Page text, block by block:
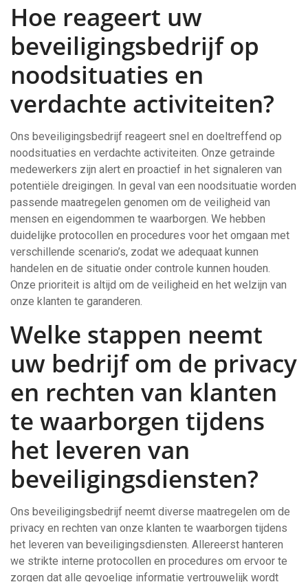
Hoe reageert uw
beveiligingsbedrijf op
noodsituaties en
verdachte activiteiten?
Ons beveiligingsbedrijf reageert snel en doeltreffend op
noodsituaties en verdachte activiteiten. Onze getrainde
medewerkers zijn alert en proactief in het signaleren van
potentiële dreigingen. In geval van een noodsituatie worden
passende maatregelen genomen om de veiligheid van
mensen en eigendommen te waarborgen. We hebben
duidelijke protocollen en procedures voor het omgaan met
verschillende scenario’s, zodat we adequaat kunnen
handelen en de situatie onder controle kunnen houden.
Onze prioriteit is altijd om de veiligheid en het welzijn van
onze klanten te garanderen.
Welke stappen neemt
uw bedrijf om de privacy
en rechten van klanten
te waarborgen tijdens
het leveren van
beveiligingsdiensten?
Ons beveiligingsbedrijf neemt diverse maatregelen om de
privacy en rechten van onze klanten te waarborgen tijdens
het leveren van beveiligingsdiensten. Allereerst hanteren
we strikte interne protocollen en procedures om ervoor te
zorgen dat alle gevoelige informatie vertrouwelijk wordt